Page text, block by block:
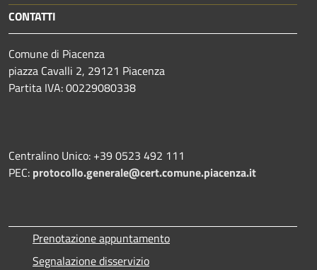
CONTATTI
Comune di Piacenza
piazza Cavalli 2, 29121 Piacenza
Partita IVA: 00229080338
Centralino Unico: +39 0523 492 111
PEC: protocollo.generale@cert.comune.piacenza.it
Prenotazione appuntamento
Segnalazione disservizio